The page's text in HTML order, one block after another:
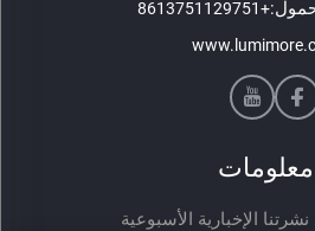
+8613751129751
معلومات
الإخبارية الأسبوعية